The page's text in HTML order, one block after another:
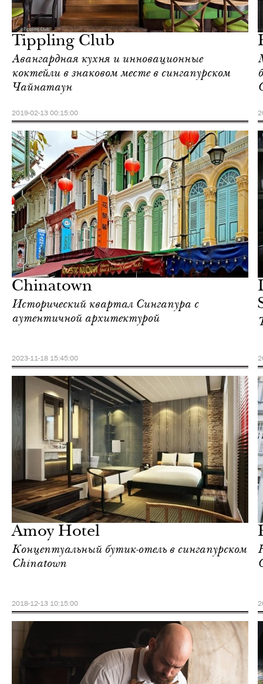
Tippling Club
Авангардная кухня и инновационные
коктейли в знаковом месте в сингапурском
Чайнатаун
2019-02-13 00:15:00
Chinatown
Исторический квартал Сингапура с
аутентичной архитектурой
2023-11-18 15:45:00
Amoy Hotel
Концептуальный бутик-отель в сингапурском
Chinatown
2018-12-13 10:15:00